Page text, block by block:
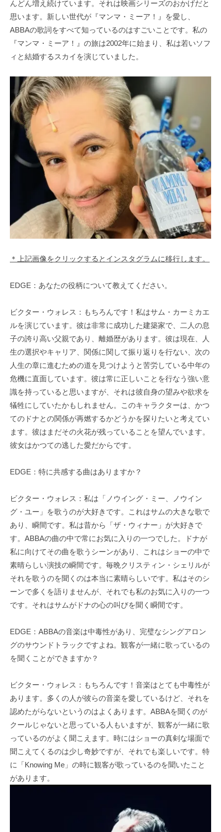
んどん増え続けています。それは映画シリーズのおかげだと
思います。新しい世代が『マンマ・ミーア！』を愛し、
ABBAの歌詞をすべて知っているのはすごいことです。私の
『マンマ・ミーア！』の旅は2002年に始まり、私は若いソフ
ィと結婚するスカイを演じていました。
＊上記画像をクリックするとインスタグラムに移行します。
EDGE：あなたの役柄について教えてください。
ビクター・ウォレス：もちろんです！私はサム・カーミカエ
ルを演じています。彼は非常に成功した建築家で、二人の息
子の誇り高い父親であり、離婚歴があります。彼は現在、人
生の選択やキャリア、関係に関して振り返りを行ない、次の
人生の章に進むための道を見つけようと苦労している中年の
危機に直面しています。彼は常に正しいことを行なう強い意
識を持っていると思いますが、それは彼自身の望みや欲求を
犠牲にしていたかもしれません。このキャラクターは、かつ
てのドナとの関係が再燃するかどうかを探りたいと考えてい
ます。彼はまだその火花が残っていることを望んでいます。
彼女はかつての逃した愛だからです。
EDGE：特に共感する曲はありますか？
ビクター・ウォレス：私は「ノウイング・ミー、ノウイン
グ・ユー」を歌うのが大好きです。これはサムの大きな歌で
あり、瞬間です。私は昔から「ザ・ウィナー」が大好きで
す。ABBAの曲の中で常にお気に入りの一つでした。ドナが
私に向けてその曲を歌うシーンがあり、これはショーの中で
素晴らしい演技の瞬間です。毎晩クリスティン・シェリルが
それを歌うのを聞くのは本当に素晴らしいです。私はそのシ
ーンで多くを語りませんが、それでも私のお気に入りの一つ
です。それはサムがドナの心の叫びを聞く瞬間です。
EDGE：ABBAの音楽は中毒性があり、完璧なシングアロン
グのサウンドトラックですよね。観客が一緒に歌っているの
を聞くことができますか？
ビクター・ウォレス：もちろんです！音楽はとても中毒性が
あります。多くの人が彼らの音楽を愛しているけど、それを
認めたがらないというのはよくあります。ABBAを聞くのが
クールじゃないと思っている人もいますが、観客が一緒に歌
っているのがよく聞こえます。時にはショーの真剣な場面で
聞こえてくるのは少し奇妙ですが、それでも楽しいです。特
に「Knowing Me」の時に観客が歌っているのを聞いたこと
があります。